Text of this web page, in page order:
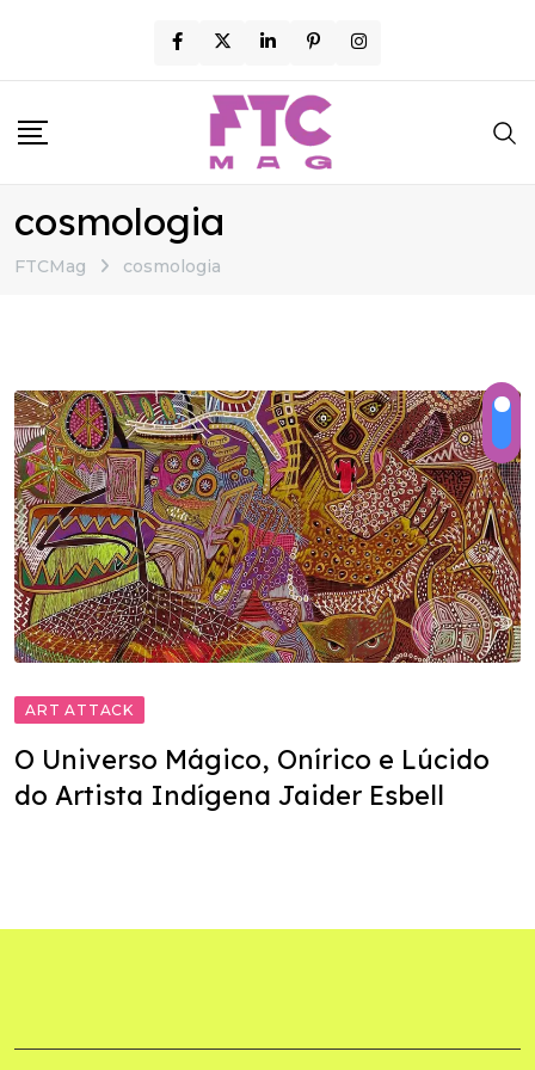
content
cosmologia
FTCMag cosmologia
ART ATTACK
O Universo Mágico, Onírico e Lúcido
do Artista Indígena Jaider Esbell